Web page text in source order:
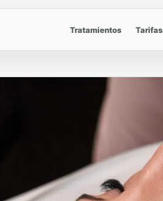
Tratamientos Tarifas